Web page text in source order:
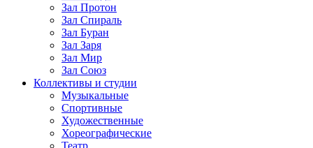
Зал Протон
Зал Спираль
Зал Буран
Зал Заря
Зал Мир
Зал Союз
Коллективы и студии
Музыкальные
Спортивные
Художественные
Хореографические
Театр